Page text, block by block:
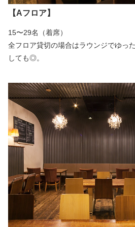
【Aフロア】
15〜29名（着席）
全フロア貸切の場合はラウンジでゆっ
しても◎。